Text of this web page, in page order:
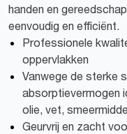
handen en
eenvoudig en efficiënt.
Professionele
oppervlakken
Vanwege de sterke
absorptievermogen
olie, vet,
Geurvrij en zacht